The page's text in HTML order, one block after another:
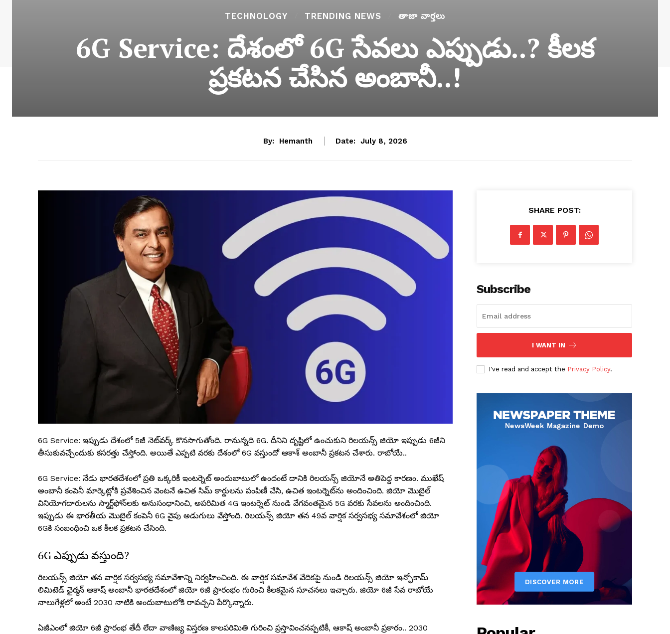
TECHNOLOGY TRENDING NEWS తాజా వార్తలు
6G Service: దేశంలో 6G సేవలు ఎప్పుడు..? కీలక
ప్రకటన చేసిన అంబానీ..!
By: Hemanth Date: July 8, 2026
6G Service: ఇప్పుడు దేశంలో 5జీ నెట్‌వర్క్‌ కొనసాగుతోంది. రానున్నది 6G. దీనిని దృష్టిలో ఉంచుకుని రిలయన్స్‌ జియో ఇప్పుడు 6జీని
తీసుకువచ్చేందుకు కసరత్తు చేస్తోంది. అయితే ఎప్పటి వరకు దేశంలో 6G వస్తుందో ఆకాశ్‌ అంబానీ ప్రకటన చేశారు. రాబోయే..
6G Service: నేడు భారతదేశంలో ప్రతి ఒక్కరికీ ఇంటర్నెట్ అందుబాటులో ఉందంటే దానికి రిలయన్స్ జియోనే అతిపెద్ద కారణం. ముఖేష్
అంబానీ కంపెనీ మార్కెట్లోకి ప్రవేశించిన వెంటనే ఉచిత సిమ్ కార్డులను పంపిణీ చేసి, ఉచిత ఇంటర్నెట్‌ను అందించింది. జియో మొబైల్
వినియోగదారులను స్మార్ట్‌ఫోన్‌లకు అనుసంధానించి, అపరిమిత 4G ఇంటర్నెట్ నుండి వేగవంతమైన 5G వరకు సేవలను అందించింది.
ఇప్పుడు ఈ భారతీయ మొబైల్ కంపెనీ 6G వైపు అడుగులు వేస్తోంది. రిలయన్స్ జియో తన 49వ వార్షిక సర్వసభ్య సమావేశంలో జియో
6Gకి సంబంధించి ఒక కీలక ప్రకటన చేసింది.
6G ఎప్పుడు వస్తుంది?
రిలయన్స్ జియో తన వార్షిక సర్వసభ్య సమావేశాన్ని నిర్వహించింది. ఈ వార్షిక సమావేశ వేదికపై నుండి రిలయన్స్ జియో ఇన్ఫోకామ్
లిమిటెడ్ ఛైర్మన్ ఆకాష్ అంబానీ భారతదేశంలో జియో 6జీ ప్రారంభం గురించి కీలకమైన సూచనలు ఇచ్చారు. జియో 6జీ సేవ రాబోయే
నాలుగేళ్లలో అంటే 2030 నాటికి అందుబాటులోకి రావచ్చని పేర్కొన్నారు.
ఏజీఎంలో జియో 6జీ ప్రారంభ తేదీ లేదా వాణిజ్య విస్తరణ కాలపరిమితి గురించి ప్రస్తావించనప్పటికీ, ఆకాష్ అంబానీ ప్రకారం.. 2030
SHARE POST:
Subscribe
I WANT IN
I've read and accept the Privacy Policy.